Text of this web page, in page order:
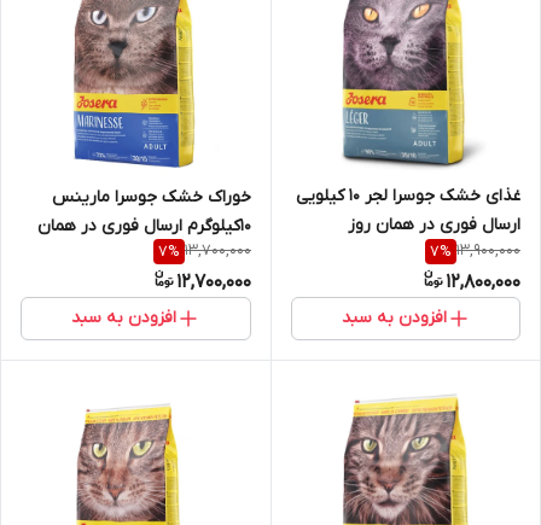
غذای خشک جوسرا لجر 10 کیلویی
ارسال فوری در همان روز
13,900,000
7%
12,800,000
افزودن به سبد
خوراک خشک جوسرا مارینس
10کیلوگرم ارسال فوری در همان
روز
13,700,000
7%
12,700,000
افزودن به سبد